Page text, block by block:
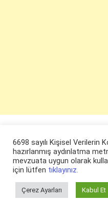
©
6698 sayılı Kişisel Verilerin
hazırlanmış aydınlatma
mevzuata uygun olarak
için lütfen tıklayınız.
Çerez Ayarları Kabul Et